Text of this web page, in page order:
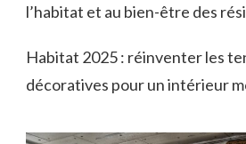
l’habitat et au bien-être des
Habitat 2025 : réinventer les
décoratives pour un intérieur